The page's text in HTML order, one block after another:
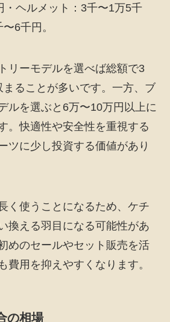
・ヘルメット：3千〜1万5千
6千円。
リーモデルを選べば総額で3
ることが多いです。一方、ブ
ルを選ぶと6万〜10万円以上に
。快適性や安全性を重視する
ツに少し投資する価値があり
く使うことになるため、ケチ
換える羽目になる可能性があ
めのセールやセット販売を活
費用を抑えやすくなります。
の相場